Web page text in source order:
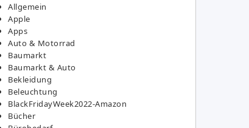
Allgemein
Apple
Apps
Auto & Motorrad
Baumarkt
Baumarkt & Auto
Bekleidung
Beleuchtung
BlackFridayWeek2022-Amazon
Bücher